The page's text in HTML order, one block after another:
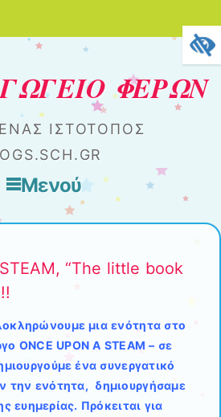
ΦΕΡΩΝ
ΙΣΤΌΤΟΠΟΣ
Μενού
“The little book
μια ενότητα στο
ONCE UPON A STEAM – σε
ένα συνεργατικό
την ενότητα, δημιουργήσαμε
ευημερίας. Πρόκειται για